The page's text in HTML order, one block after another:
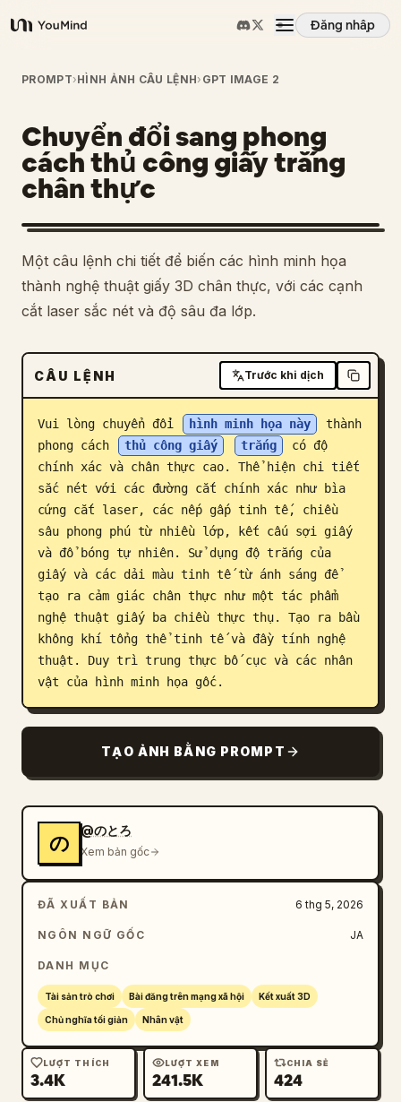
YouMind
Đăng nhập
Tổng quan
Các trường hợp sử dụng
Kỹ năng
Lời nhắc
Giá cả
Tải xuống
Blog
Cập nhật
PROMPT›HÌNH ẢNH CÂU LỆNH› GPT IMAGE 2
Chuyển đổi sang phong
cách thủ công giấy trắng
chân thực
Một câu lệnh chi tiết để biến các hình minh họa
thành nghệ thuật giấy 3D chân thực, với các cạnh
cắt laser sắc nét và độ sâu đa lớp.
CÂU LỆNH Trước khi dịch
Vui lòng chuyển đổi hình minh họa này
thành
phong cách
thủ công giấy trắng
có độ
chính xác và chân thực cao. Thể hiện chi tiết
sắc nét với các đường cắt chính xác như bìa
cứng cắt laser, các nếp gấp tinh tế, chiều
sâu phong phú từ nhiều lớp, kết cấu sợi giấy
và đổ bóng tự nhiên. Sử dụng độ trắng của
giấy và các dải màu tinh tế từ ánh sáng để
tạo ra cảm giác chân thực như một tác phẩm
nghệ thuật giấy ba chiều thực thụ. Tạo ra bầu
không khí tổng thể tinh tế và đầy tính nghệ
thuật. Duy trì trung thực bố cục và các nhân
vật của hình minh họa gốc.
TẠO ẢNH BẰNG PROMPT
の
@のとろ
Xem bản gốc
ĐÃ XUẤT BẢN 6 thg 5, 2026
NGÔN NGỮ GỐC JA
DANH MỤC
Tài sản trò chơi Bài đăng trên mạng xã hội Kết xuất 3D
Chủ nghĩa tối giản Nhân vật
LƯỢT THÍCH
3.4K
LƯỢT XEM
241.5K
CHIA SẺ
424